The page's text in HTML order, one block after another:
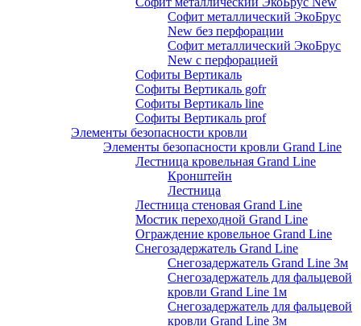
Софит металлический ЭкоБрус
New без перфорации
Софит металлический ЭкоБрус
New с перфорацией
Софиты Вертикаль
Софиты Вертикаль gofr
Софиты Вертикаль line
Софиты Вертикаль prof
Элементы безопасности кровли
Элементы безопасности кровли Grand Line
Лестница кровельная Grand Line
Кронштейн
Лестница
Лестница стеновая Grand Line
Мостик переходной Grand Line
Ограждение кровельное Grand Line
Снегозадержатель Grand Line
Снегозадержатель Grand Line 3м
Снегозадержатель для фальцевой
кровли Grand Line 1м
Снегозадержатель для фальцевой
кровли Grand Line 3м